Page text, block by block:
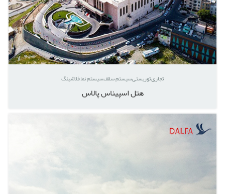
تجاریتوریستیسیستم سقفسیستم نمافلاشینگ
هتل اسپیناس پالاس